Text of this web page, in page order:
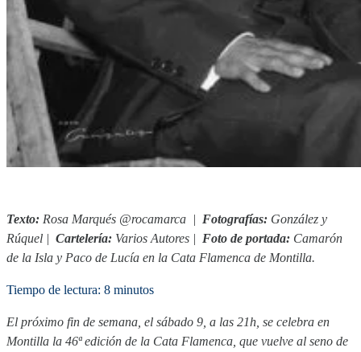
Texto: Rosa Marqués @rocamarca | Fotografías: González y
Rúquel | Cartelería: Varios Autores | Foto de portada: Camarón
de la Isla y Paco de Lucía en la Cata Flamenca de Montilla.
Tiempo de lectura: 8 minutos
El próximo fin de semana, el sábado 9, a las 21h, se celebra en
Montilla la 46ª edición de la Cata Flamenca, que vuelve al seno de